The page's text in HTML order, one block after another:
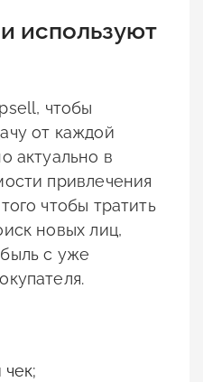
используют
чтобы
от каждой
актуально в
привлечения
чтобы тратить
новых лиц,
с уже